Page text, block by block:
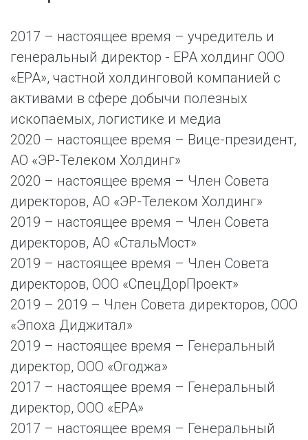
2017 – настоящее время – учредитель и
генеральный директор - ЕРА холдинг ООО
«ЕРА», частной холдинговой компанией с
активами в сфере добычи полезных
ископаемых, логистике и медиа
2020 – настоящее время – Вице-президент,
АО «ЭР-Телеком Холдинг»
2020 – настоящее время – Член Совета
директоров, АО «ЭР-Телеком Холдинг»
2019 – настоящее время – Член Совета
директоров, АО «СтальМост»
2019 – настоящее время – Член Совета
директоров, ООО «СпецДорПроект»
2019 – 2019 – Член Совета директоров, ООО
«Эпоха Диджитал»
2019 – настоящее время – Генеральный
директор, ООО «Огоджа»
2017 – настоящее время – Генеральный
директор, ООО «ЕРА»
2017 – настоящее время – Генеральный